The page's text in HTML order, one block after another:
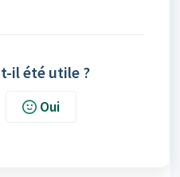
il été utile ?
Oui